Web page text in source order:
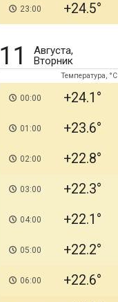
23:00 +24.5
11
Августа,
Вторник
Температура, °C
00:00 +24.1
01:00 +23.6
02:00 +22.8
03:00 +22.3
04:00 +22.1
05:00 +22.2
06:00 +22.6